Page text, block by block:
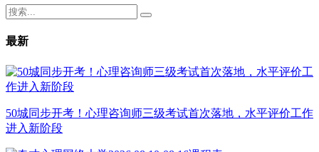
最新
50城同步开考！心理咨询师三级考试首次落地，水平评价工作
进入新阶段